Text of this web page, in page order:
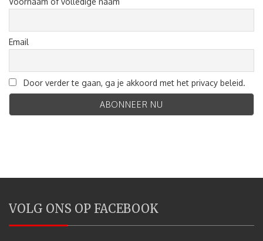
Email
Door verder te gaan, ga je akkoord met het privacy beleid.
VOLG ONS OP FACEBOOK